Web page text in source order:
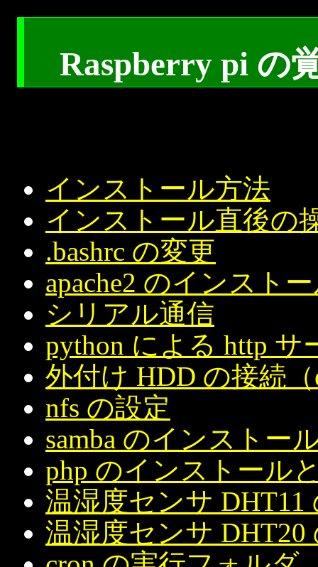
Raspberry pi の
インストール方法
インストール直後の
.bashrc の変更
apache2 のインスト
シリアル通信
python による http サ
外付け HDD の接続（
nfs の設定
samba のインストー
php のインストール
温湿度センサ DHT11
温湿度センサ DHT20